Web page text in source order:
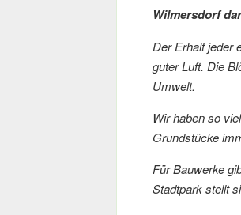
Wilmersdorf
Der Erhalt jeder
guter Luft. Die
Umwelt.
Wir haben so
Grundstücke
Für Bauwerke
Stadtpark stellt